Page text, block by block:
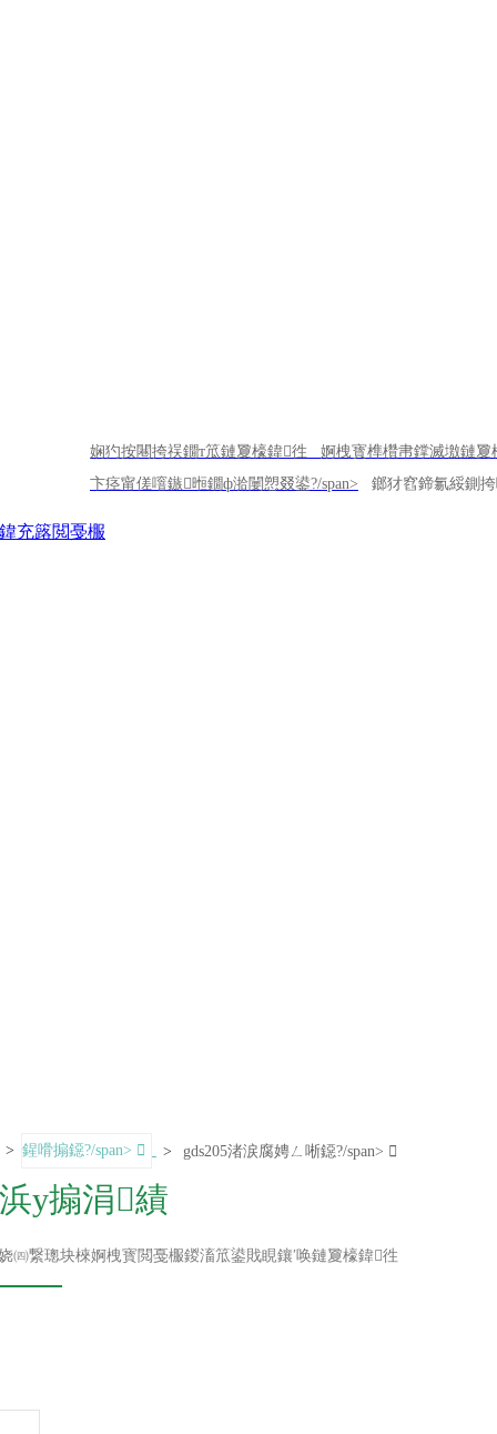
娴犳按闀挎祦鐗т笟鏈夐檺鍏徃 婀栧寳榫欑帇鐣滅墽鏈
卞痉甯傞噾鏃暅鐗ф湁闄愬叕鍙?/span> 鎯犲窞鍗氱綏鍘挎
鍏充簬閲戞棴
> 鍟嗗搧鐚?/span> > gds205渚涙腐娉ㄥ唽鐚?/span>
浜у搧涓績
㈣繋璁块棶婀栧寳閲戞棴鍐滀笟鍙戝睍鑲′唤鏈夐檺鍏徃